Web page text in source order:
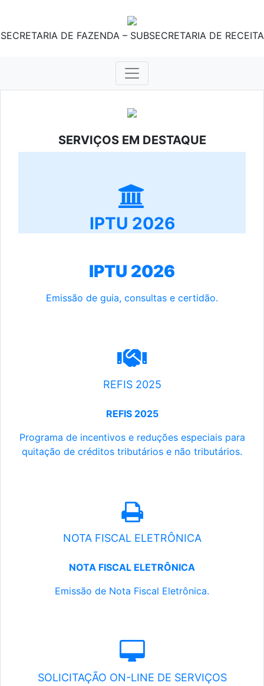
SECRETARIA DE FAZENDA – SUBSECRETARIA DE RECEITA
SERVIÇOS EM DESTAQUE
IPTU 2026
IPTU 2026
Emissão de guia, consultas e certidão.
REFIS 2025
REFIS 2025
Programa de incentivos e reduções especiais para
quitação de créditos tributários e não tributários.
NOTA FISCAL ELETRÔNICA
NOTA FISCAL ELETRÔNICA
Emissão de Nota Fiscal Eletrônica.
SOLICITAÇÃO ON-LINE DE SERVIÇOS